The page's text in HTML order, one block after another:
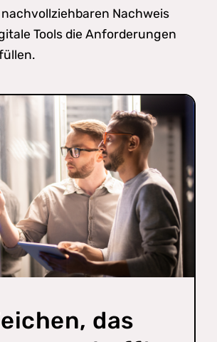
Nachweis
Tools die Anforderungen
das